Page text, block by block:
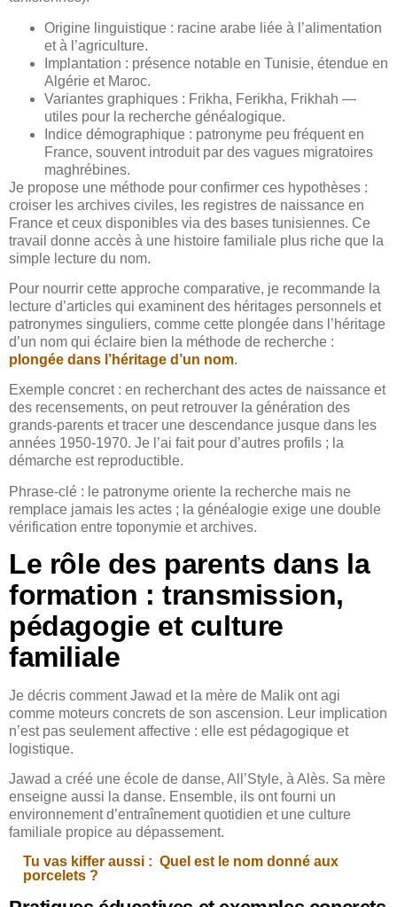
Origine linguistique : racine arabe liée à l’alimentation
et à l’agriculture.
Implantation : présence notable en Tunisie, étendue en
Algérie et Maroc.
Variantes graphiques : Frikha, Ferikha, Frikhah —
utiles pour la recherche généalogique.
Indice démographique : patronyme peu fréquent en
France, souvent introduit par des vagues migratoires
maghrébines.
Je propose une méthode pour confirmer ces hypothèses :
croiser les archives civiles, les registres de naissance en
France et ceux disponibles via des bases tunisiennes. Ce
travail donne accès à une histoire familiale plus riche que la
simple lecture du nom.
Pour nourrir cette approche comparative, je recommande la
lecture d’articles qui examinent des héritages personnels et
patronymes singuliers, comme cette plongée dans l’héritage
d’un nom qui éclaire bien la méthode de recherche :
plongée dans l’héritage d’un nom.
Exemple concret : en recherchant des actes de naissance et
des recensements, on peut retrouver la génération des
grands-parents et tracer une descendance jusque dans les
années 1950-1970. Je l’ai fait pour d’autres profils ; la
démarche est reproductible.
Phrase-clé : le patronyme oriente la recherche mais ne
remplace jamais les actes ; la généalogie exige une double
vérification entre toponymie et archives.
Le rôle des parents dans la
formation : transmission,
pédagogie et culture
familiale
Je décris comment Jawad et la mère de Malik ont agi
comme moteurs concrets de son ascension. Leur implication
n’est pas seulement affective : elle est pédagogique et
logistique.
Jawad a créé une école de danse, All’Style, à Alès. Sa mère
enseigne aussi la danse. Ensemble, ils ont fourni un
environnement d’entraînement quotidien et une culture
familiale propice au dépassement.
Tu vas kiffer aussi : Quel est le nom donné aux
porcelets ?